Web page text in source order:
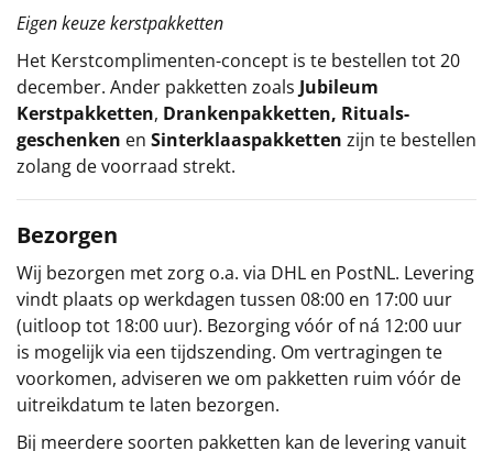
Eigen keuze kerstpakketten
Het Kerstcomplimenten-concept is te bestellen tot 20
december. Ander pakketten zoals Jubileum
Kerstpakketten, Drankenpakketten, Rituals-
geschenken en Sinterklaaspakketten zijn te bestellen
zolang de voorraad strekt.
Bezorgen
Wij bezorgen met zorg o.a. via DHL en PostNL. Levering
vindt plaats op werkdagen tussen 08:00 en 17:00 uur
(uitloop tot 18:00 uur). Bezorging vóór of ná 12:00 uur
is mogelijk via een tijdszending. Om vertragingen te
voorkomen, adviseren we om pakketten ruim vóór de
uitreikdatum te laten bezorgen.
Bij meerdere soorten pakketten kan de levering vanuit